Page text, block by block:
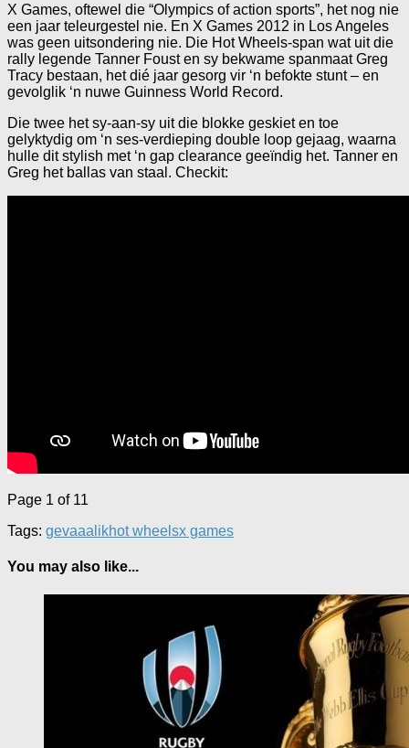
X Games, oftewel die “Olympics of action sports”, het nog nie
een jaar teleurgestel nie. En X Games 2012 in Los Angeles
was geen uitsondering nie. Die Hot Wheels-span wat uit die
rally legende Tanner Foust en sy bekwame spanmaat Greg
Tracy bestaan, het dié jaar gesorg vir ‘n befokte stunt – en
gevolglik ‘n nuwe Guinness World Record.
Die twee het sy-aan-sy uit die blokke geskiet en toe
gelyktydig om ‘n ses-verdieping double loop gejaag, waarna
hulle dit stylish met ‘n gap clearance geeïndig het. Tanner en
Greg het ballas van staal. Checkit:
Page 1 of 11
Tags: gevaaalikhot wheelsx games
You may also like...